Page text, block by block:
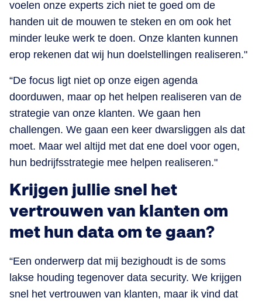
voelen onze experts zich niet te goed om de
handen uit de mouwen te steken en om ook het
minder leuke werk te doen. Onze klanten kunnen
erop rekenen dat wij hun doelstellingen realiseren."
“De focus ligt niet op onze eigen agenda
doorduwen, maar op het helpen realiseren van de
strategie van onze klanten. We gaan hen
challengen. We gaan een keer dwarsliggen als dat
moet. Maar wel altijd met dat ene doel voor ogen,
hun bedrijfsstrategie mee helpen realiseren."
Krijgen jullie snel het
vertrouwen van klanten om
met hun data om te gaan?
“Een onderwerp dat mij bezighoudt is de soms
lakse houding tegenover data security. We krijgen
snel het vertrouwen van klanten, maar ik vind dat